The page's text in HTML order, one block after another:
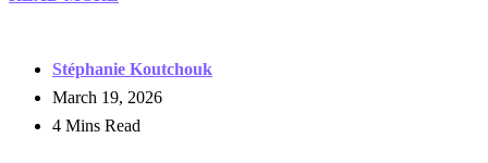
Stéphanie Koutchouk
March 19, 2026
4 Mins Read